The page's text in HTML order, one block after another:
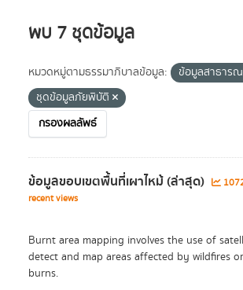
พบ 7 ชุดข้อมูล
หมวดหมู่ตามธรรมาภิบาลข้อมูล: ข้อมูลสาธารณ
ชุดข้อมูลภัยพิบัติ
กรองผลลัพธ์
ข้อมูลขอบเขตพื้นที่เผาไหม้ (ล่าสุด)
recent views
Burnt area mapping involves the use of
detect and map areas affected by wildfires
burns.